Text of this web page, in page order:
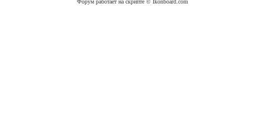
Форум работает на скрипте © Ikonboard.com